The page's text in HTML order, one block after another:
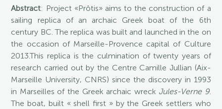
Abstract: Project «Prôtis» aims to the construction of a
sailing replica of an archaic Greek boat of the 6th
century BC. The replica was built and launched in the on
the occasion of Marseille-Provence capital of Culture
2013.This replica is the culmination of twenty years of
research carried out by the Centre Camille Jullian (Aix-
Marseille University, CNRS) since the discovery in 1993
in Marseilles of the Greek archaic wreck Jules-Verne 9.
The boat, built « shell first » by the Greek settlers who